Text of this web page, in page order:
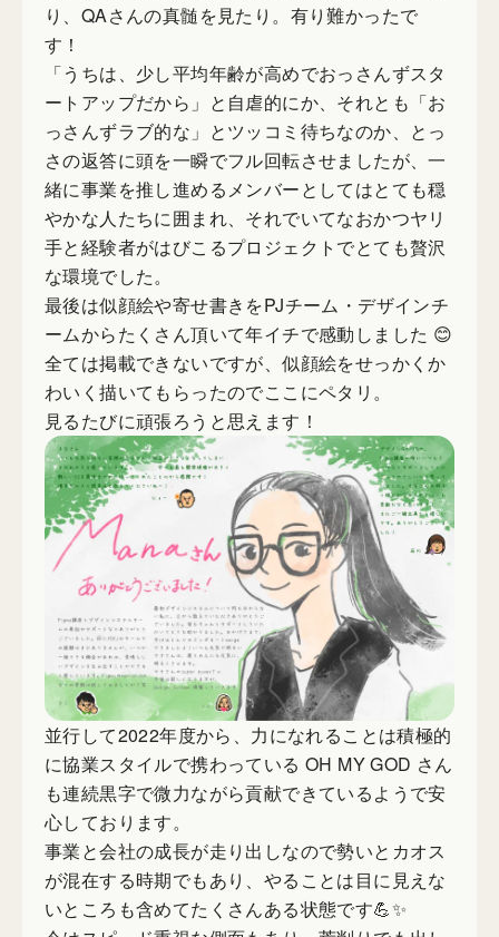
り、QAさんの真髄を見たり。有り難かったで
す！
「うちは、少し平均年齢が高めでおっさんずスタ
ートアップだから」と自虐的にか、それとも「お
っさんずラブ的な」とツッコミ待ちなのか、とっ
さの返答に頭を一瞬でフル回転させましたが、一
緒に事業を推し進めるメンバーとしてはとても穏
やかな人たちに囲まれ、それでいてなおかつヤリ
手と経験者がはびこるプロジェクトでとても贅沢
な環境でした。
最後は似顔絵や寄せ書きをPJチーム・デザインチ
ームからたくさん頂いて年イチで感動しました 😊
全ては掲載できないですが、似顔絵をせっかくか
わいく描いてもらったのでここにペタリ。
見るたびに頑張ろうと思えます！
並行して2022年度から、力になれることは積極的
に協業スタイルで携わっている OH MY GOD さん
も連続黒字で微力ながら貢献できているようで安
心しております。
事業と会社の成長が走り出しなので勢いとカオス
が混在する時期でもあり、やることは目に見えな
いところも含めてたくさんある状態です💪✨